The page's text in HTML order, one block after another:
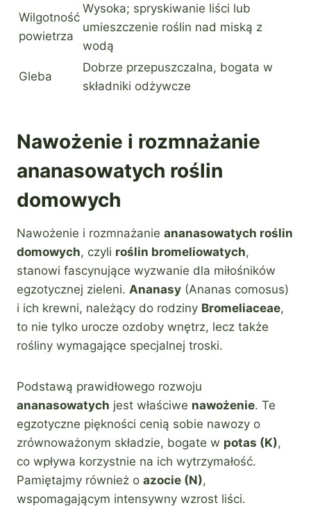
Wilgotność
powietrza
Wysoka; spryskiwanie liści lub
umieszczenie roślin nad miską z
wodą
Gleba
Dobrze przepuszczalna, bogata w
składniki odżywcze
Nawożenie i rozmnażanie
ananasowatych roślin
domowych
Nawożenie i rozmnażanie ananasowatych roślin
domowych, czyli roślin bromeliowatych,
stanowi fascynujące wyzwanie dla miłośników
egzotycznej zieleni. Ananasy (Ananas comosus)
i ich krewni, należący do rodziny Bromeliaceae,
to nie tylko urocze ozdoby wnętrz, lecz także
rośliny wymagające specjalnej troski.
Podstawą prawidłowego rozwoju
ananasowatych jest właściwe nawożenie. Te
egzotyczne piękności cenią sobie nawozy o
zrównoważonym składzie, bogate w potas (K),
co wpływa korzystnie na ich wytrzymałość.
Pamiętajmy również o azocie (N),
wspomagającym intensywny wzrost liści.